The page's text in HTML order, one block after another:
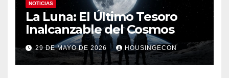
NOTICIAS
La Luna: El Último Tesoro
Inalcanzable del Cosmos
29 DE MAYO DE 2026 HOUSINGECON